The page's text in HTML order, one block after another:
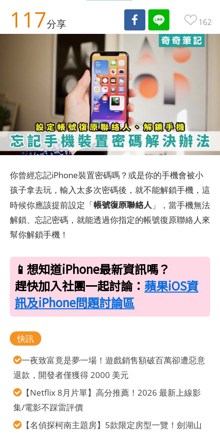
117分享 162
你曾經忘記iPhone裝置密碼嗎？或是你的手機會被小
孩子拿去玩，輸入太多次密碼後，就不能解鎖手機，這
時候你應該提前設定「帳號復原聯絡人 」，當手機無法
解鎖、忘記密碼，就能透過你指定的帳號復原聯絡人來
幫你解鎖手機！
📱想知道iPhone最新資訊嗎？
趕快加入社團一起討論： 蘋果iOS資
訊及iPhone問題討論區
快訊
一夜致富竟是夢一場！遊戲銷售額破百萬卻遭惡意
退款，開發者僅獲得 2000 美元
【Netflix 8月片單】高分推薦！2026 最新上線影
集/電影不踩雷評價
【名偵探柯南主題房】5款限定房型一覽！劍湖山